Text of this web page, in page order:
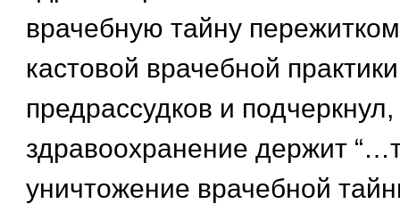
врачебную тайну
кастовой врачебной
предрассудков и подчеркнул,
здравоохранение держит
уничтожение врачебной